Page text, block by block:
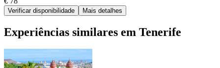
Verificar disponibilidade Mais detalhes
Experiências similares em Tenerife